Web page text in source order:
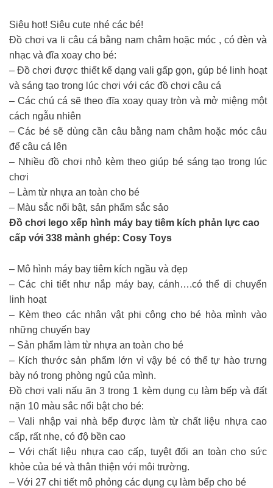
Siêu hot! Siêu cute nhé các bé!
Đồ chơi va li câu cá bằng nam châm hoặc móc , có đèn và
nhạc và đĩa xoay cho bé:
– Đồ chơi được thiết kế dạng vali gấp gọn, gúp bé linh hoạt
và sáng tạo trong lúc chơi với các đồ chơi câu cá
– Các chú cá sẽ theo đĩa xoay quay tròn và mở miệng một
cách ngẫu nhiên
– Các bé sẽ dùng cần câu bằng nam châm hoặc móc câu
để câu cá lên
– Nhiều đồ chơi nhỏ kèm theo giúp bé sáng tạo trong lúc
chơi
– Làm từ nhựa an toàn cho bé
– Màu sắc nổi bật, sản phẩm sắc sảo
Đồ chơi lego xếp hình máy bay tiêm kích phản lực cao
cấp với 338 mảnh ghép: Cosy Toys
– Mô hình máy bay tiêm kích ngầu và đẹp
– Các chi tiết như nắp máy bay, cánh….có thể di chuyển
linh hoạt
– Kèm theo các nhân vật phi công cho bé hòa mình vào
những chuyến bay
– Sản phẩm làm từ nhựa an toàn cho bé
– Kích thước sản phẩm lớn vì vậy bé có thể tự hào trưng
bày nó trong phòng ngủ của mình.
Đồ chơi vali nấu ăn 3 trong 1 kèm dụng cụ làm bếp và đất
nặn 10 màu sắc nổi bật cho bé:
– Vali nhập vai nhà bếp được làm từ chất liệu nhựa cao
cấp, rất nhẹ, có độ bền cao
– Với chất liệu nhựa cao cấp, tuyệt đối an toàn cho sức
khỏe của bé và thân thiện với môi trường.
– Với 27 chi tiết mô phỏng các dụng cụ làm bếp cho bé